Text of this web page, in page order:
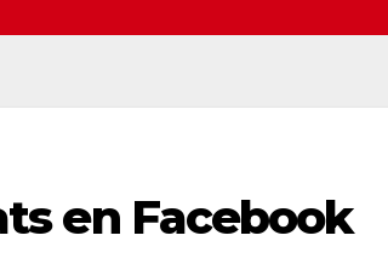
en Facebook